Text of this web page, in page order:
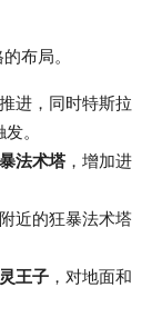
布局。
进，同时特斯拉
。
法术塔，增加进
近的狂暴法术塔
王子 ，对地面和